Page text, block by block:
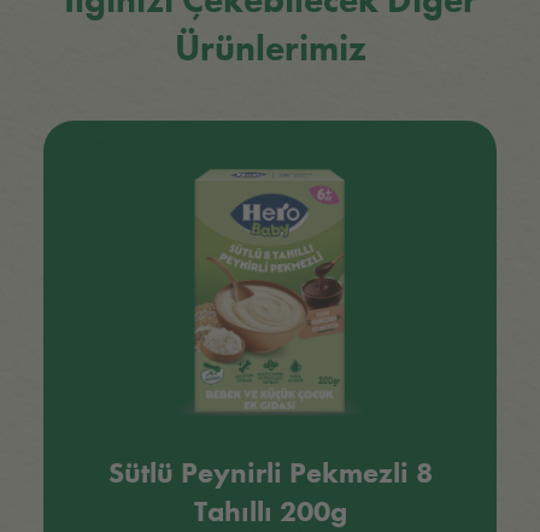
Ürünlerimiz
Sütlü Peynirli Pekmezli 8
Tahıllı 200g